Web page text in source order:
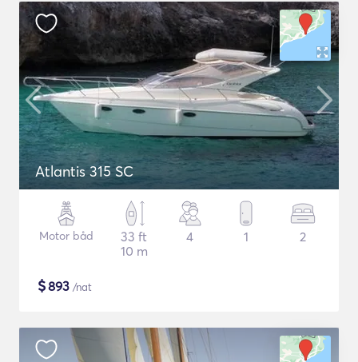
Atlantis 315 SC
Motor båd
33 ft
10 m
4 1 2
$893 /nat